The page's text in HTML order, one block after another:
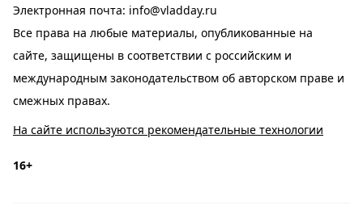
Электронная почта: info@vladday.ru
Все права на любые материалы, опубликованные на
сайте, защищены в соответствии с российским и
международным законодательством об авторском праве и
смежных правах.
На сайте используются рекомендательные технологии
16+